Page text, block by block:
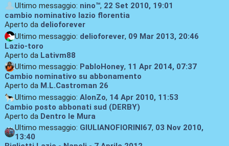
Ultimo messaggio: nino™, 22 Set 2010, 19:01
cambio nominativo lazio florentia
Aperto da delioforever
Ultimo messaggio: delioforever, 09 Mar 2013, 20:46
Lazio-toro
Aperto da Lativm88
Ultimo messaggio: PabloHoney, 11 Apr 2014, 07:37
Cambio nominativo su abbonamento
Aperto da M.L.Castroman 26
Ultimo messaggio: AlonZo, 14 Apr 2010, 11:53
Cambio posto abbonati sud (DERBY)
Aperto da Dentro le Mura
Ultimo messaggio: GIULIANOFIORINI67, 03 Nov 2010,
13:40